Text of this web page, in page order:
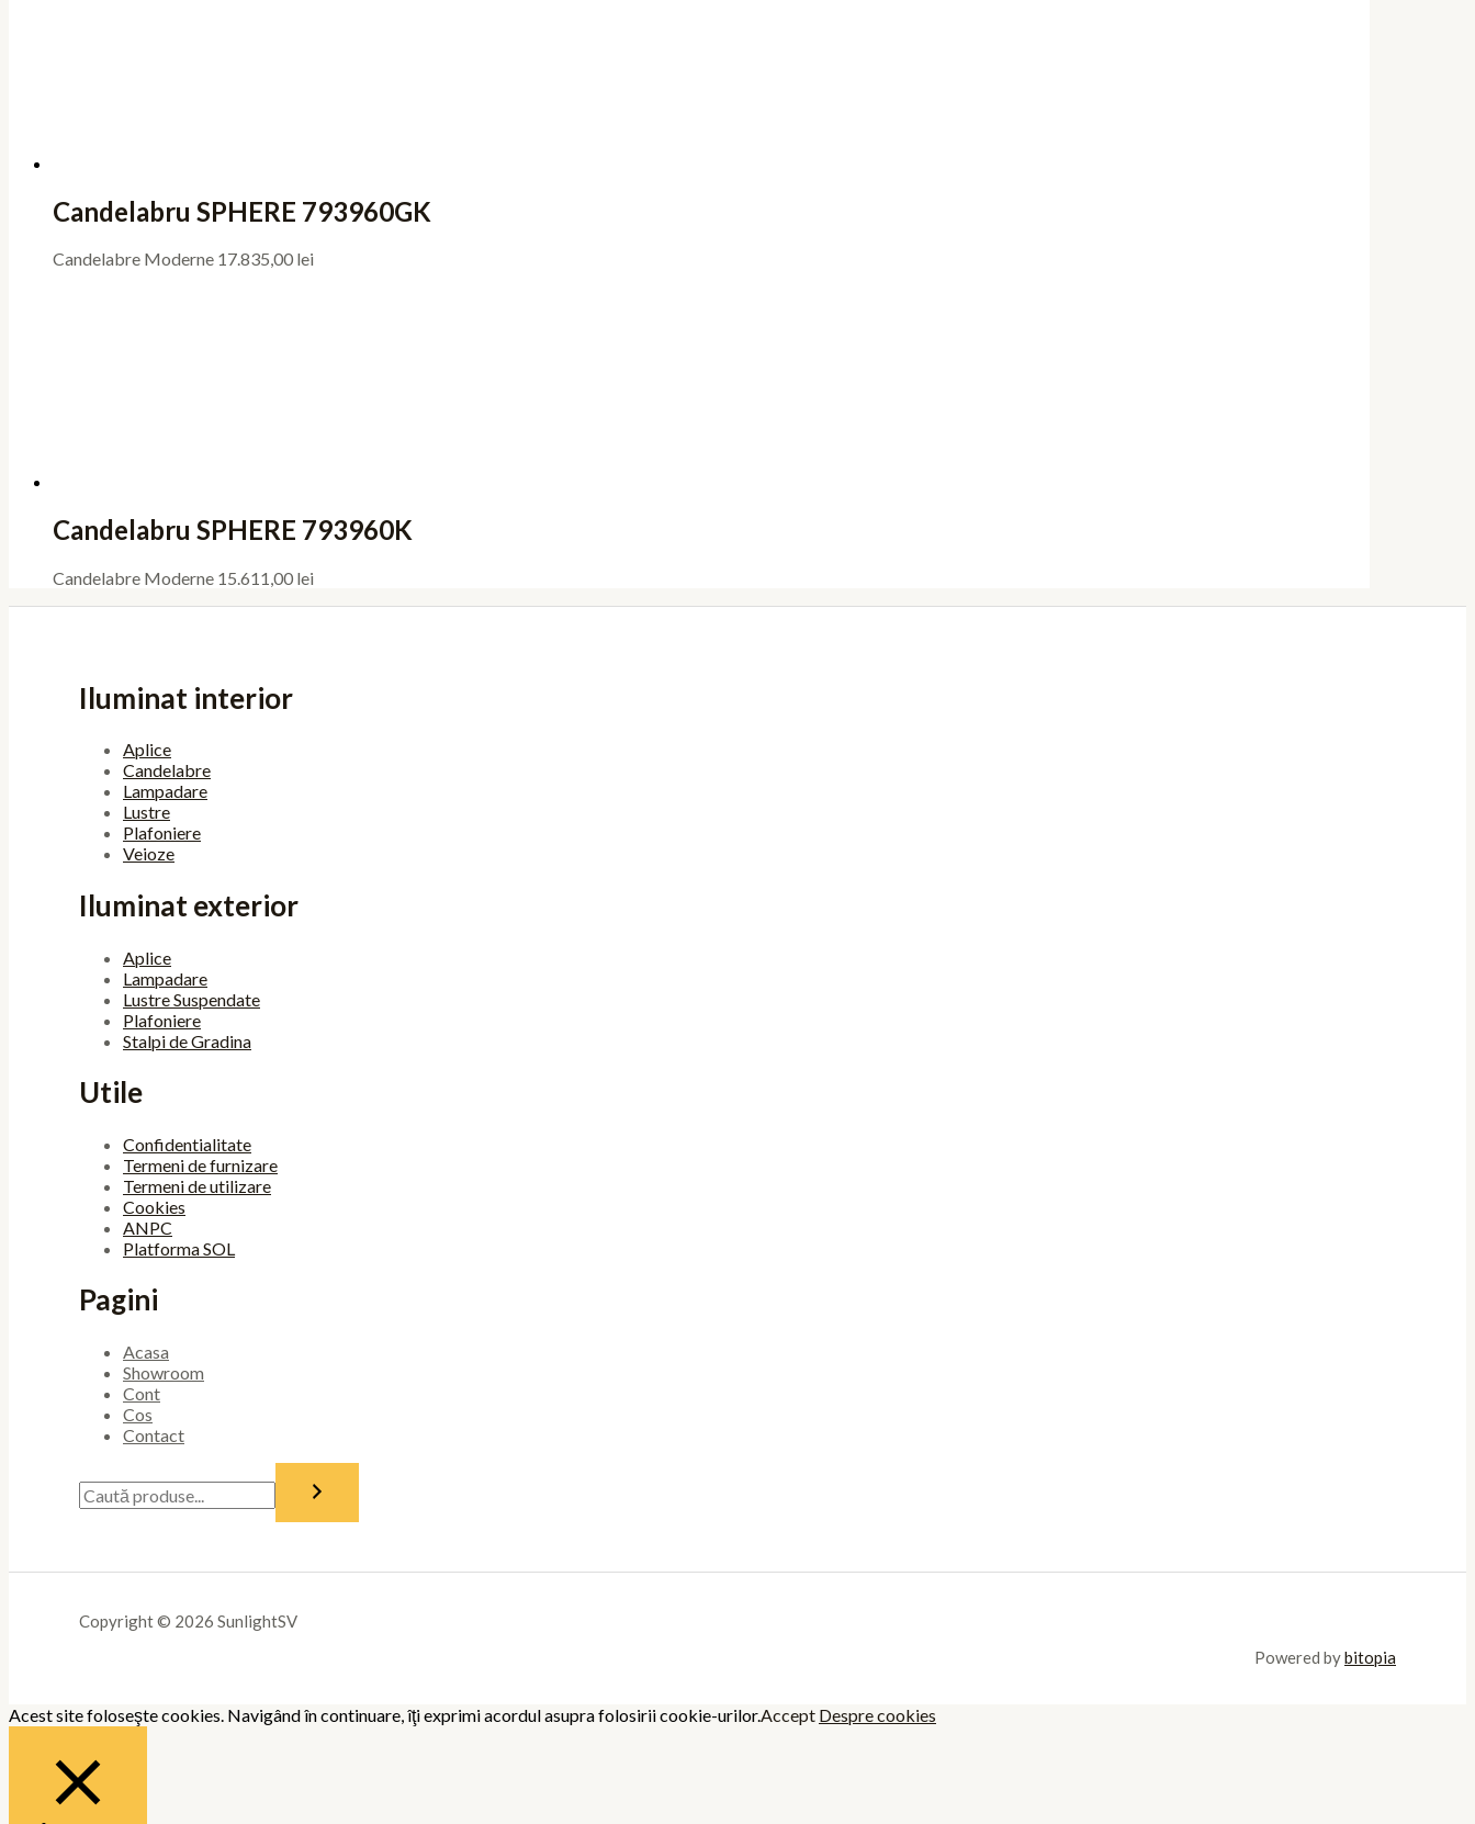
Candelabru SPHERE 793960GK
Candelabre Moderne 17.835,00 lei
Candelabru SPHERE 793960K
Candelabre Moderne 15.611,00 lei
Iluminat interior
Aplice
Candelabre
Lampadare
Lustre
Plafoniere
Veioze
Iluminat exterior
Aplice
Lampadare
Lustre Suspendate
Plafoniere
Stalpi de Gradina
Utile
Confidentialitate
Termeni de furnizare
Termeni de utilizare
Cookies
ANPC
Platforma SOL
Pagini
Acasa
Showroom
Cont
Cos
Contact
Copyright © 2026 SunlightSV
Powered bybitopia
Acest site foloseşte cookies. Navigând în continuare, îţi exprimi acordul asupra folosirii cookie-urilor.Accept Despre cookies